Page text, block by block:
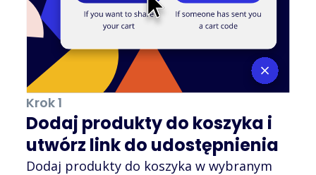
Krok 1
Dodaj produkty do koszyka i
utwórz link do udostępnienia
Dodaj produkty do koszyka w wybranym